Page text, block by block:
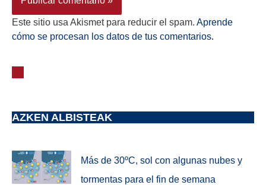
Este sitio usa Akismet para reducir el spam. Aprende
cómo se procesan los datos de tus comentarios.
AZKEN ALBISTEAK
Más de 30ºC, sol con algunas nubes y
tormentas para el fin de semana